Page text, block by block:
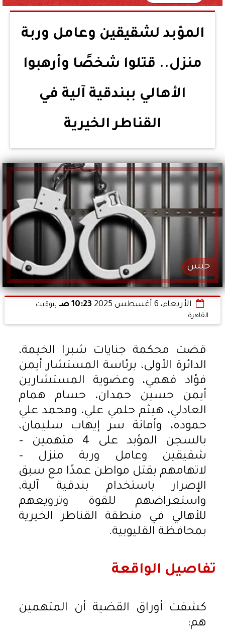
المؤبد لشقيقين وعامل وربة
منزل.. قتلوا شخصًا وأرهبوا
الأهالي ببندقية آلية في
القناطر الخيرية
حبس
الأربعاء، 6 أغسطس 2025 10:23 صـ
بتوقيت
القاهرة
قضت محكمة جنايات شبرا الخيمة،
الدائرة الأولى، برئاسة المستشار أيمن
فؤاد فهمي، وعضوية المستشارين
أيمن حسين حمدان، حسام همام
العادلي، هيثم حلمي علي، ومحمد علي
حموده، وأمانة سر إيهاب سليمان،
بالسجن المؤبد على 4 متهمين –
شقيقين وعامل وربة منزل –
لاتهامهم بقتل مواطن عمدًا مع سبق
الإصرار باستخدام بندقية آلية،
واستعراضهم للقوة وترويعهم
للأهالي في منطقة القناطر الخيرية
بمحافظة القليوبية.
تفاصيل الواقعة
كشفت أوراق القضية أن المتهمين
هم: